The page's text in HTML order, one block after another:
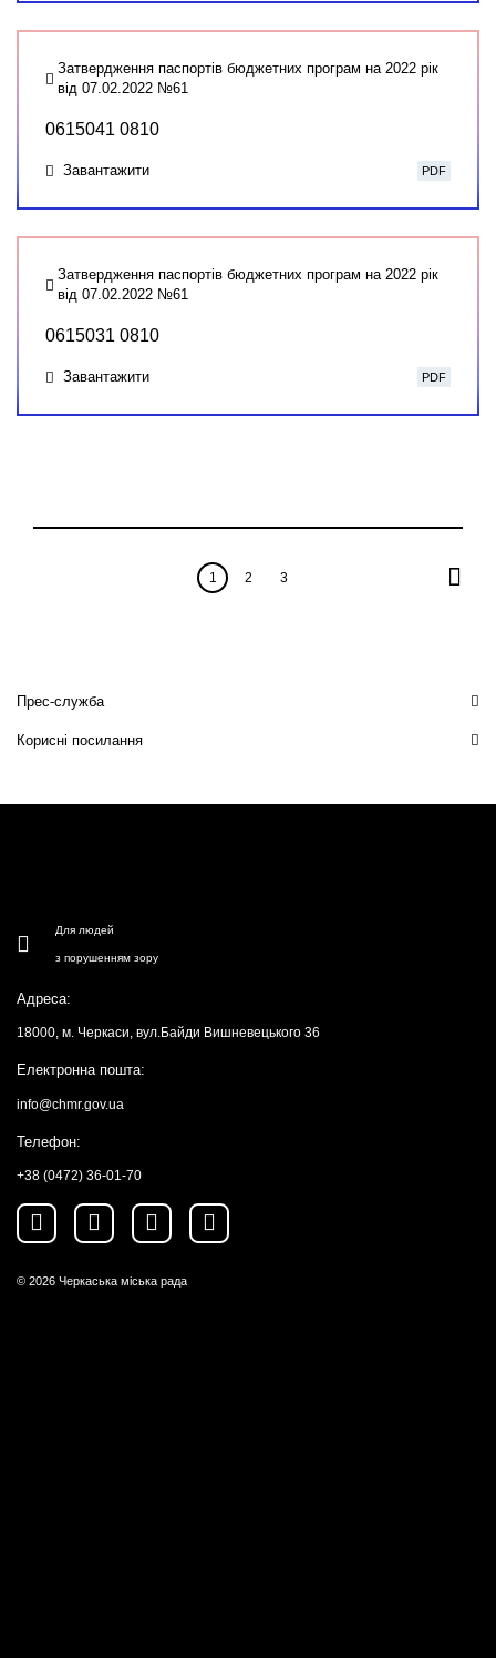
Затвердження паспортів бюджетних програм на 2022 рік
від 07.02.2022 №61
0615041 0810
Завантажити PDF
Затвердження паспортів бюджетних програм на 2022 рік
від 07.02.2022 №61
0615031 0810
Завантажити PDF
1 2 3
Прес-служба
Корисні посилання
Для людей
з порушенням зору
Адреса:
18000, м. Черкаси, вул.Байди Вишневецького 36
Електронна пошта:
info@chmr.gov.ua
Телефон:
+38 (0472) 36-01-70
© 2026 Черкаська міська рада